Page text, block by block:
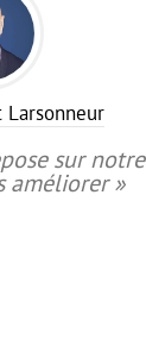
Larsonneur
sur notre
améliorer »